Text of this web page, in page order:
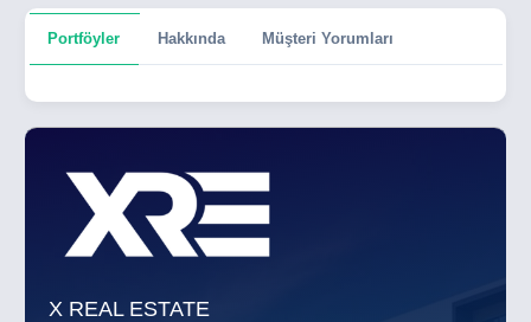
Portföyler Hakkında Müşteri Yorumları
X REAL ESTATE